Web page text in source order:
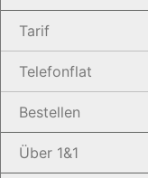
Tarif
Telefonflat
Bestellen
Über 1&1